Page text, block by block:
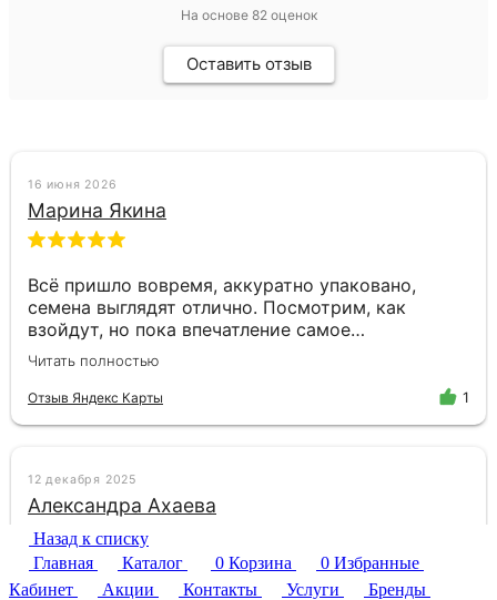
Назад к списку
Главная
Каталог 0 Корзина 0 Избранные
Кабинет
Акции Контакты Услуги
Бренды